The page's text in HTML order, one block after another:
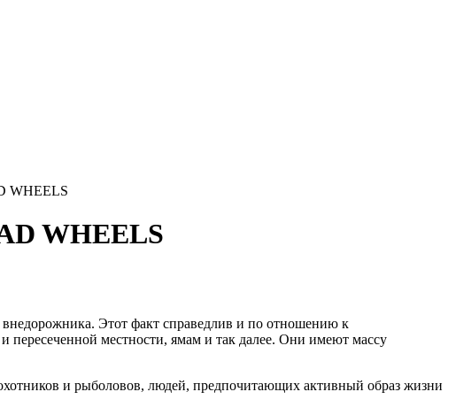
WHEELS
WHEELS
внедорожника. Этот факт справедлив и по отношению к
пересеченной местности, ямам и так далее. Они имеют массу
и рыболовов, людей, предпочитающих активный образ жизни